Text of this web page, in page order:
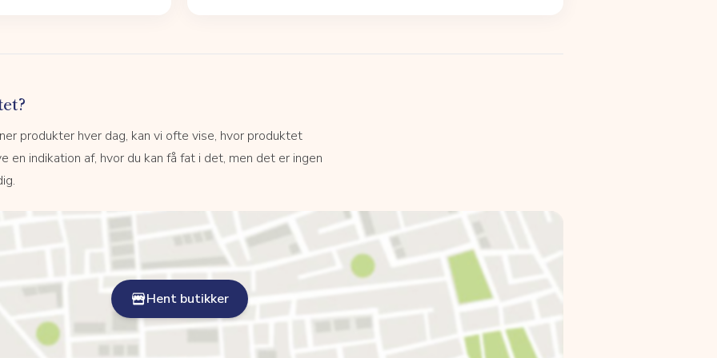
produkter hver dag, kan vi ofte vise, hvor produktet
indikation af, hvor du kan få fat i det, men det er ingen
Hent butikker